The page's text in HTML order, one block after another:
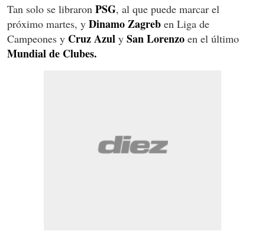
Tan solo se libraron PSG, al que puede marcar el
próximo martes, y Dinamo Zagreb en Liga de
Campeones y Cruz Azul y San Lorenzo en el último
Mundial de Clubes.